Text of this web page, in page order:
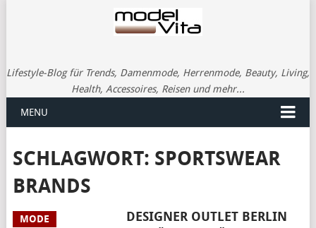
Lifestyle-Blog für Trends, Damenmode, Herrenmode, Beauty, Living,
Health, Accessoires, Reisen und mehr...
MENU
SCHLAGWORT: SPORTSWEAR
BRANDS
MODE
DESIGNER OUTLET BERLIN